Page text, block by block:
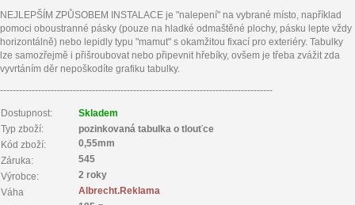
NEJLEPŠÍM ZPŮSOBEM INSTALACE je "nalepení" na vybrané místo, například
pomoci oboustranné pásky (pouze na hladké odmaštěné plochy, pásku lepte vždy
horizontálně) nebo lepidly typu "mamut" s okamžitou fixací pro exteriéry. Tabulky
lze samozřejmě i přišroubovat nebo připevnit hřebíky, ovšem je třeba zvážit zda
vyvrtáním děr nepoškodíte grafiku tabulky.
--------------------------------------------------------------------------------------
Dostupnost:
Skladem
Typ zboží:
pozinkovaná tabulka o tlouťce
0,55mm
Kód zboží:
545
Záruka:
2 roky
Výrobce:
Albrecht.Reklama
Váha